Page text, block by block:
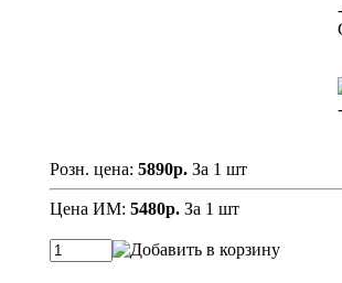
-
Розн. цена: 5890р. За 1 шт
Цена ИМ: 5480р. За 1 шт